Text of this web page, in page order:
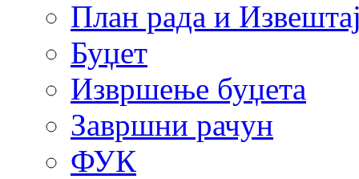
План рада и
Буџет
Извршење буџета
Завршни рачун
ФУК